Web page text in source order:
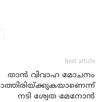
Next article
താന്‍ വിവാഹ മോചനം
നടി ശ്വേത മേനോന്‍